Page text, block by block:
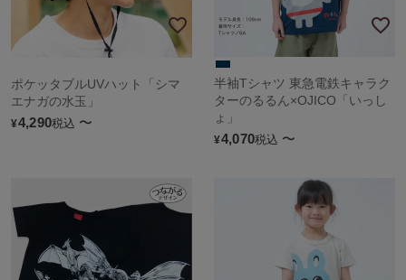
ポケッタブルUVハット「シマ
エナガの水玉」
¥4,290税込 〜
半袖Tシャツ 東急電鉄キャラク
ターのるるん×OJICO「いっし
ょ」
¥4,070税込 〜